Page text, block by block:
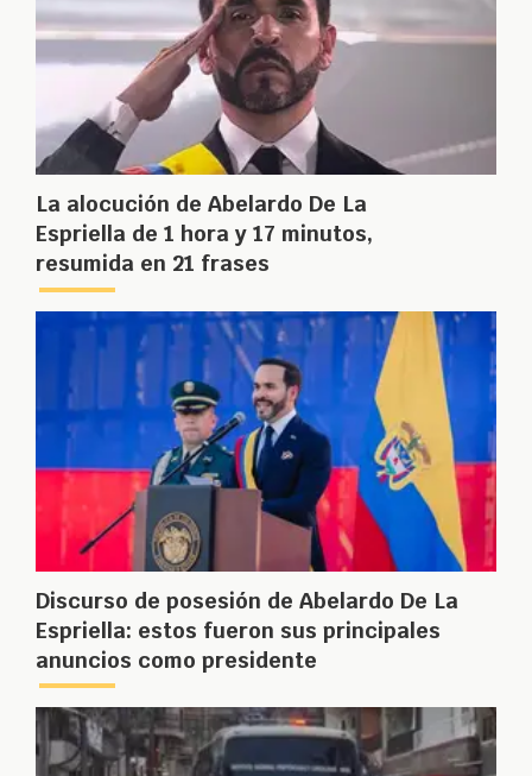
La alocución de Abelardo De La
Espriella de 1 hora y 17 minutos,
resumida en 21 frases
Discurso de posesión de Abelardo De La
Espriella: estos fueron sus principales
anuncios como presidente